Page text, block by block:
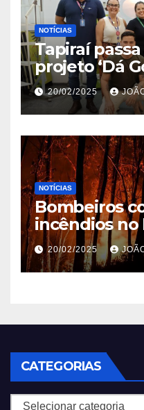
NOTÍCIAS
Tapiraí
projeto ‘Dá
Ribeira’ |
20/02/2025
NOTÍCIAS
Bombeiros
incêndios no
em 2025
20/02/2025
CATEGORIAS
Categorias